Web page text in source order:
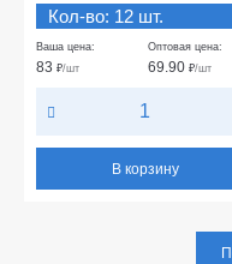
Кол-во: 12 шт.
Ваша цена:
83 ₽/шт
Оптовая цена:
69.90₽/шт
В корзину